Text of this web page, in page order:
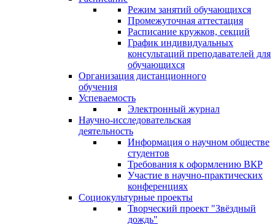
Режим занятий обучающихся
Промежуточная аттестация
Расписание кружков, секций
График индивидуальных
консультаций преподавателей для
обучающихся
Организация дистанционного
обучения
Успеваемость
Электронный журнал
Научно-исследовательская
деятельность
Информация о научном обществе
студентов
Требования к оформлению ВКР
Участие в научно-практических
конференциях
Социокультурные проекты
Творческий проект "Звёздный
дождь"